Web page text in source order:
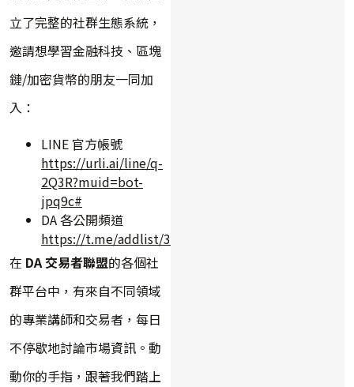
立了完整的社群生態系統，
邀請想學習金融科技、區塊
鏈/加密貨幣的朋友一同加
入：
LINE 官方帳號
https://urli.ai/line/q-
2Q3R?muid=bot-
jpq9c#
DA 各公開頻道
https://t.me/addlist/3qrlxEnu7slkYWY9
在 DA 交易者聯盟的各個社
群平台中，有來自不同領域
的專業講師和交易者，每日
不停歇地討論市場資訊。動
動你的手指，跟著我們踏上